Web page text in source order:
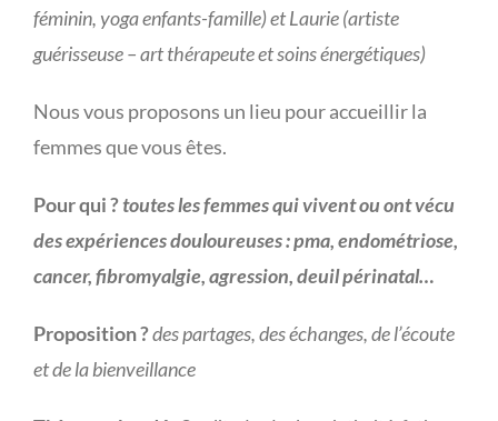
féminin, yoga enfants-famille) et Laurie (artiste
guérisseuse – art thérapeute et soins énergétiques)
Nous vous proposons un lieu pour accueillir la
femmes que vous êtes.
Pour qui ?toutes les femmes qui vivent ou ont vécu
des expériences douloureuses : pma, endométriose,
cancer, fibromyalgie, agression, deuil périnatal…
Proposition ?despartages, des échanges, de l’écoute
et de la bienveillance